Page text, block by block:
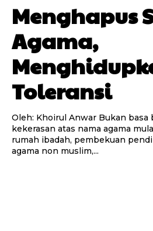
Menghapus
Agama,
Toleransi
Oleh: Khoirul Anwar Bukan basa
kekerasan atas nama agama
rumah ibadah, pembekuan
agama non muslim,...